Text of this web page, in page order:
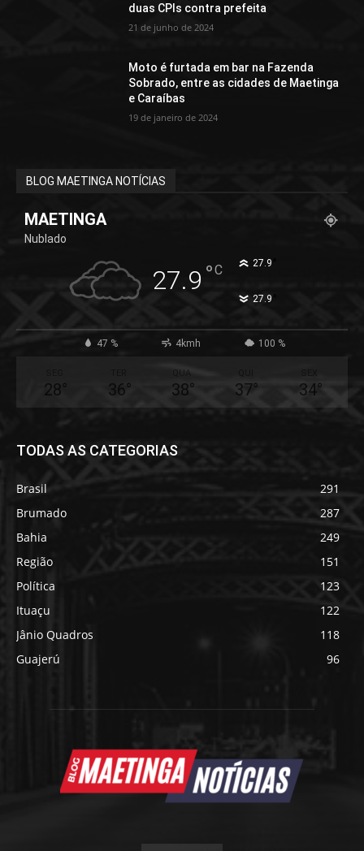
duas CPIs contra prefeita
21 de junho de 2024
Moto é furtada em bar na Fazenda
Sobrado, entre as cidades de Maetinga
e Caraíbas
19 de janeiro de 2024
BLOG MAETINGA NOTÍCIAS
MAETINGA
Nublado
27.9 °C 27.9
27.9
47 % 4kmh 100 %
28° 36°
QUA
38° 37° 34°
TODAS AS CATEGORIAS
Brasil
291
Brumado
287
Bahia
249
Região
151
Política
123
Ituaçu
122
Jânio Quadros
118
Guajerú
96